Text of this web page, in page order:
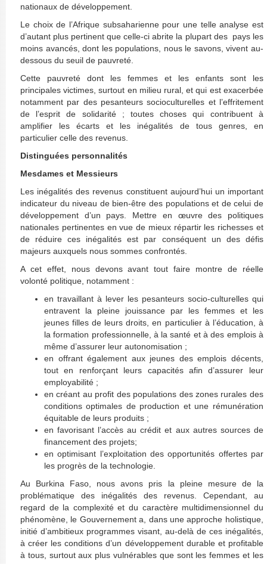
nationaux de développement.
Le choix de l’Afrique subsaharienne pour une telle analyse est
d’autant plus pertinent que celle-ci abrite la plupart des pays les
moins avancés, dont les populations, nous le savons, vivent au-
dessous du seuil de pauvreté.
Cette pauvreté dont les femmes et les enfants sont les
principales victimes, surtout en milieu rural, et qui est exacerbée
notamment par des pesanteurs socioculturelles et l’effritement
de l’esprit de solidarité ; toutes choses qui contribuent à
amplifier les écarts et les inégalités de tous genres, en
particulier celle des revenus.
Distinguées personnalités
Mesdames et Messieurs
Les inégalités des revenus constituent aujourd’hui un important
indicateur du niveau de bien-être des populations et de celui de
développement d’un pays. Mettre en œuvre des politiques
nationales pertinentes en vue de mieux répartir les richesses et
de réduire ces inégalités est par conséquent un des défis
majeurs auxquels nous sommes confrontés.
A cet effet, nous devons avant tout faire montre de réelle
volonté politique, notamment :
en travaillant à lever les pesanteurs socio-culturelles qui
entravent la pleine jouissance par les femmes et les
jeunes filles de leurs droits, en particulier à l’éducation, à
la formation professionnelle, à la santé et à des emplois à
même d’assurer leur autonomisation ;
en offrant également aux jeunes des emplois décents,
tout en renforçant leurs capacités afin d’assurer leur
employabilité ;
en créant au profit des populations des zones rurales des
conditions optimales de production et une rémunération
équitable de leurs produits ;
en favorisant l’accès au crédit et aux autres sources de
financement des projets;
en optimisant l’exploitation des opportunités offertes par
les progrès de la technologie.
Au Burkina Faso, nous avons pris la pleine mesure de la
problématique des inégalités des revenus. Cependant, au
regard de la complexité et du caractère multidimensionnel du
phénomène, le Gouvernement a, dans une approche holistique,
initié d’ambitieux programmes visant, au-delà de ces inégalités,
à créer les conditions d’un développement durable et profitable
à tous, surtout aux plus vulnérables que sont les femmes et les